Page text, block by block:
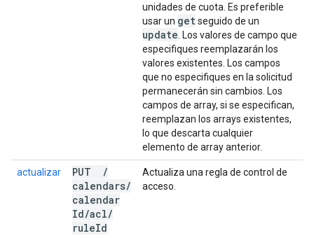
unidades de cuota. Es preferible
usar un getseguido de un
update . Los valores de campo que
especifiques reemplazarán los
valores existentes. Los campos
que no especifiques en la solicitud
permanecerán sin cambios. Los
campos de array, si se especifican,
reemplazan los arrays existentes,
lo que descarta cualquier
elemento de array anterior.
actualizar PUT
/
calendars/
calendar
Id/acl/
ruleId
Actualiza una regla de control de
acceso.